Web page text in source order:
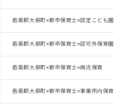
邑楽郡大泉町×新卒保育士×認定こども園
邑楽郡大泉町×新卒保育士×認可外保育園
邑楽郡大泉町×新卒保育士×病児保育
邑楽郡大泉町×新卒保育士×事業所内保育